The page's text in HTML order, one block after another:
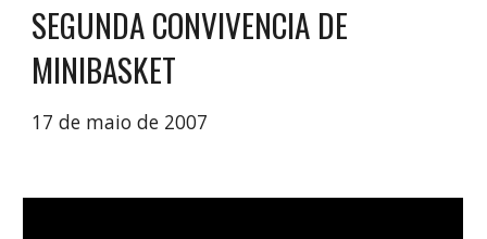
SEGUNDA CONVIVENCIA DE
MINIBASKET
17 de maio de 2007